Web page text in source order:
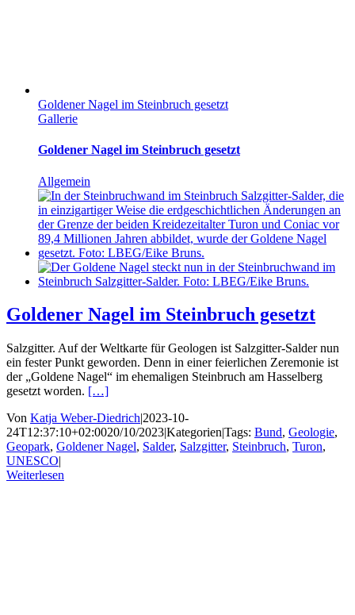
Goldener Nagel im Steinbruch gesetzt
Gallerie
Goldener Nagel im Steinbruch gesetzt
Allgemein
Goldener Nagel im Steinbruch gesetzt
Salzgitter. Auf der Weltkarte für Geologen ist Salzgitter-Salder nun
ein fester Punkt geworden. Denn in einer feierlichen Zeremonie ist
der „Goldene Nagel“ im ehemaligen Steinbruch am Hasselberg
gesetzt worden. […]
Von Katja Weber-Diedrich|2023-10-
24T12:37:10+02:0020/10/2023|Kategorien|Tags: Bund, Geologie,
Geopark, Goldener Nagel, Salder, Salzgitter, Steinbruch, Turon,
UNESCO|
Weiterlesen